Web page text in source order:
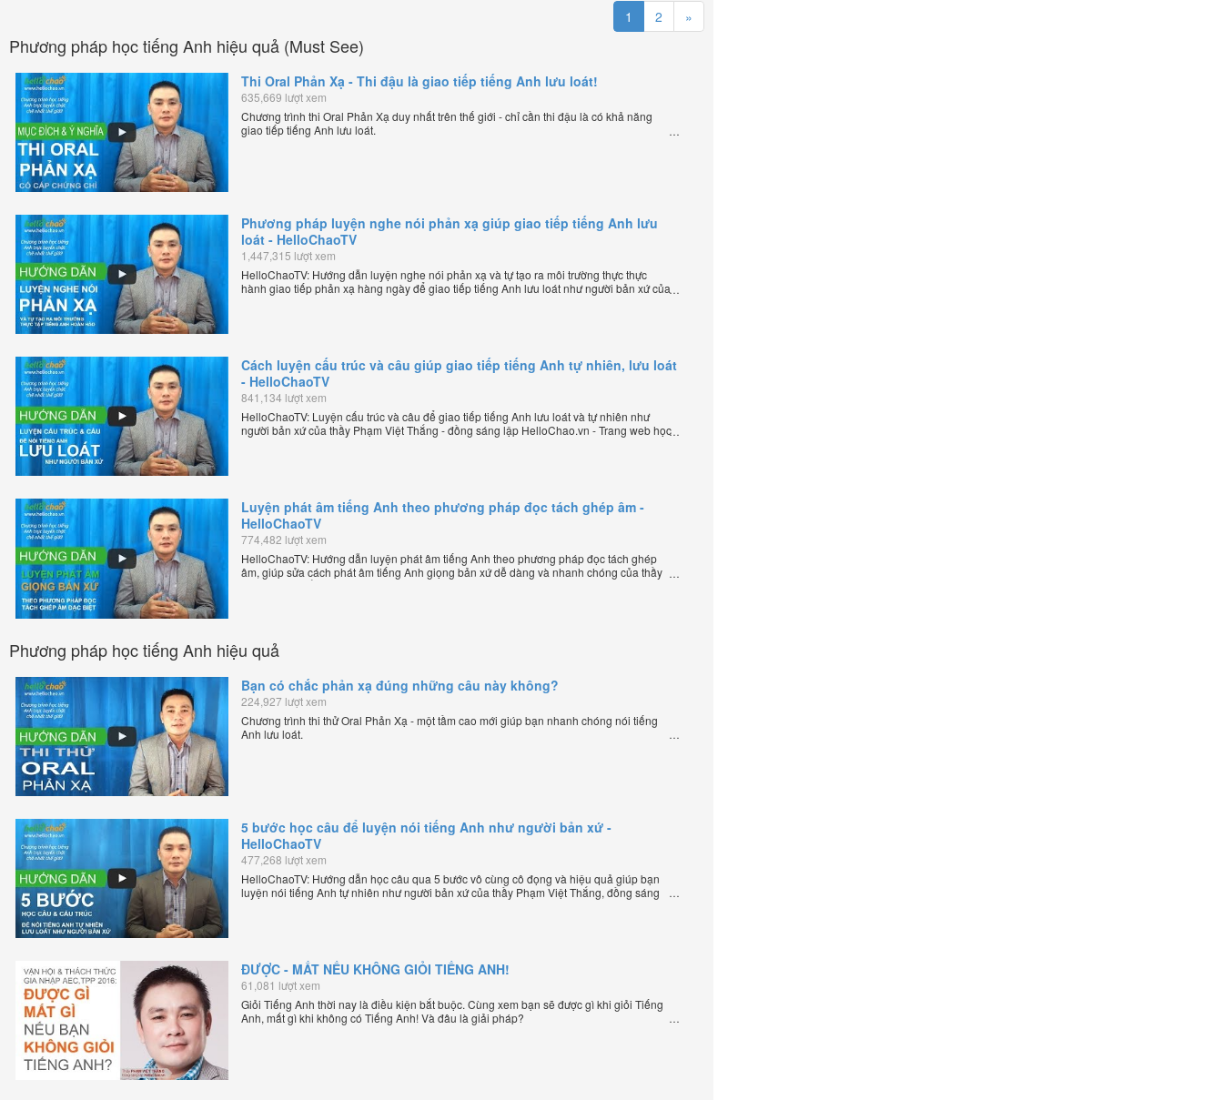
1 2 »
Phương pháp học tiếng Anh hiệu quả (Must See)
Thi Oral Phản Xạ - Thi đậu là giao tiếp tiếng Anh lưu loát!
635,669 lượt xem
Chương trình thi Oral Phản Xạ duy nhất trên thế giới - chỉ cần thi đậu là có khả năng
giao tiếp tiếng Anh lưu loát.
Phương pháp luyện nghe nói phản xạ giúp giao tiếp tiếng Anh lưu
loát - HelloChaoTV
1,447,315 lượt xem
HelloChaoTV: Hướng dẫn luyện nghe nói phản xạ và tự tạo ra môi trường thực thực
hành giao tiếp phản xạ hàng ngày để giao tiếp tiếng Anh lưu loát như người bản xứ của
Cách luyện cấu trúc và câu giúp giao tiếp tiếng Anh tự nhiên, lưu loát
- HelloChaoTV
841,134 lượt xem
HelloChaoTV: Luyện cấu trúc và câu để giao tiếp tiếng Anh lưu loát và tự nhiên như
người bản xứ của thầy Phạm Việt Thắng - đồng sáng lập HelloChao.vn - Trang web học
Luyện phát âm tiếng Anh theo phương pháp đọc tách ghép âm -
HelloChaoTV
774,482 lượt xem
HelloChaoTV: Hướng dẫn luyện phát âm tiếng Anh theo phương pháp đọc tách ghép
âm, giúp sửa cách phát âm tiếng Anh giọng bản xứ dễ dàng và nhanh chóng của thầy
Phạm Việt Thắng, đồng sáng lập HelloChao.vn - Chương trình dạy tiếng Anh trực tuyến
Phương pháp học tiếng Anh hiệu quả
Bạn có chắc phản xạ đúng những câu này không?
224,927 lượt xem
Chương trình thi thử Oral Phản Xạ - một tầm cao mới giúp bạn nhanh chóng nói tiếng
Anh lưu loát.
5 bước học câu để luyện nói tiếng Anh như người bản xứ -
HelloChaoTV
477,268 lượt xem
HelloChaoTV: Hướng dẫn học câu qua 5 bước vô cùng cô đọng và hiệu quả giúp bạn
luyện nói tiếng Anh tự nhiên như người bản xứ của thầy Phạm Việt Thắng, đồng sáng
ĐƯỢC - MẤT NẾU KHÔNG GIỎI TIẾNG ANH!
61,081 lượt xem
Giỏi Tiếng Anh thời nay là điều kiện bắt buộc. Cùng xem bạn sẽ được gì khi giỏi Tiếng
Anh, mất gì khi không có Tiếng Anh! Và đâu là giải pháp?